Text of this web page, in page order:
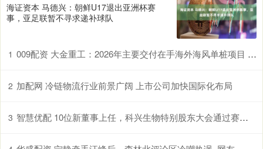
海证资本 马德兴：朝鲜U17退出亚洲杯赛
事，亚足联暂不寻求递补球队
1 009配资 大金重工：2026年主要交付在手海外海风单桩项目 统筹考虑国内、海外布局协同优势
2 加配网 冷链物流行业前景广阔 上市公司加快国际化布局
3 智慧优配 10位新董事上任，科兴生物特别股东大会通过赛富议案